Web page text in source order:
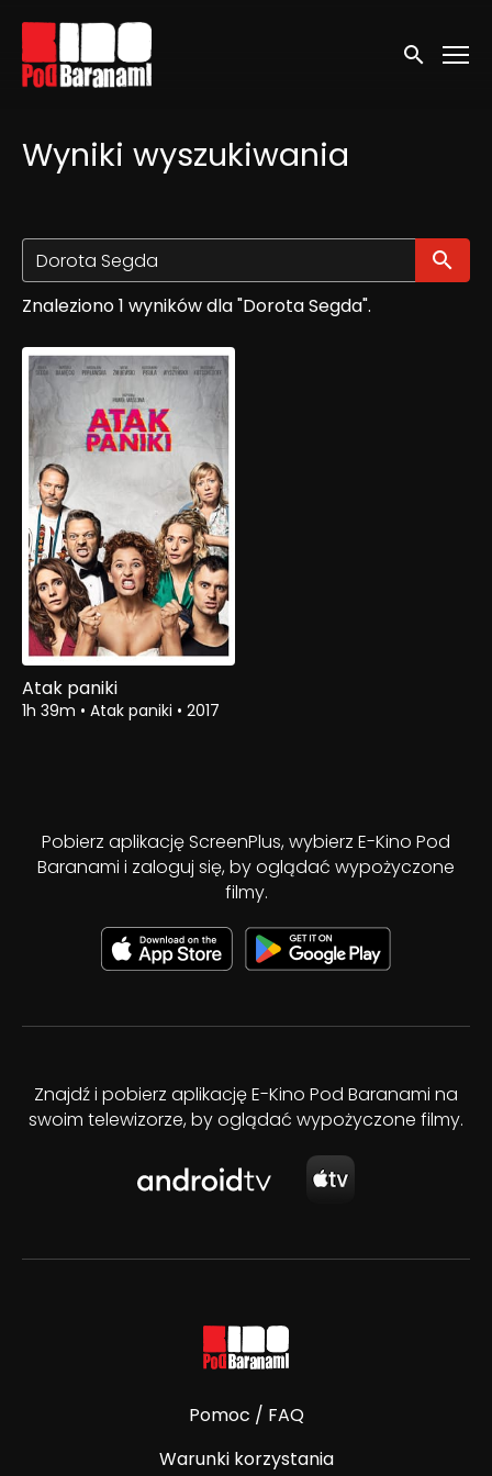
Linki ułatwień dostępu
Wyszukaj
Wyniki wyszukiwania
Znaleziono 1 wyników dla "Dorota Segda".
Atak paniki
1h 39m • Atak paniki • 2017
Pobierz aplikację ScreenPlus, wybierz E-Kino Pod
Baranami i zaloguj się, by oglądać wypożyczone
filmy.
Znajdź i pobierz aplikację E-Kino Pod Baranami na
swoim telewizorze, by oglądać wypożyczone filmy.
Pomoc / FAQ
Warunki korzystania